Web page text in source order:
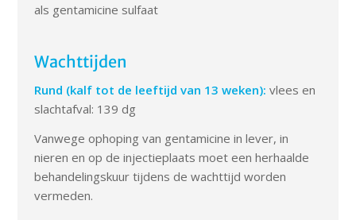
als gentamicine sulfaat
Wachttijden
Rund (kalf tot de leeftijd van 13 weken): vlees en
slachtafval: 139 dg
Vanwege ophoping van gentamicine in lever, in
nieren en op de injectieplaats moet een herhaalde
behandelingskuur tijdens de wachttijd worden
vermeden.